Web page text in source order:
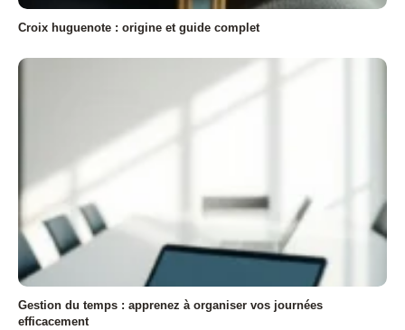
Croix huguenote : origine et guide complet
Gestion du temps : apprenez à organiser vos journées
efficacement